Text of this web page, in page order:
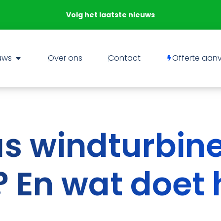
Onafhankelijk
Over ons Contact Offerte
En wat doet